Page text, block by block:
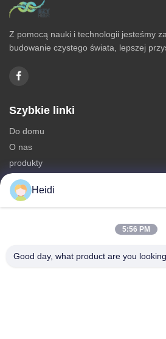
Z pomocą nauki i technologii jesteśmy
budowanie czystego świata, lepszej
Szybkie linki
Do domu
O nas
produkty
Skontaktuj się z nami
Kategorie
Włókna poliestrowe o niskim stopniu
Heidi
5:56 PM
Good day, what product are you